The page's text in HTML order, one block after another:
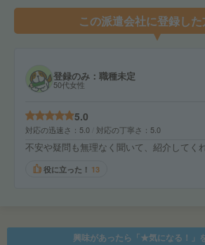
この派遣会社に登録し
登録のみ：職種未定
50代女性
5.0
対応の迅速さ 5.0 対応の丁寧さ 5.0
不安や疑問も無理なく聞いて、紹介してく
役に立った！ 13
興味があったら「★気になる！」